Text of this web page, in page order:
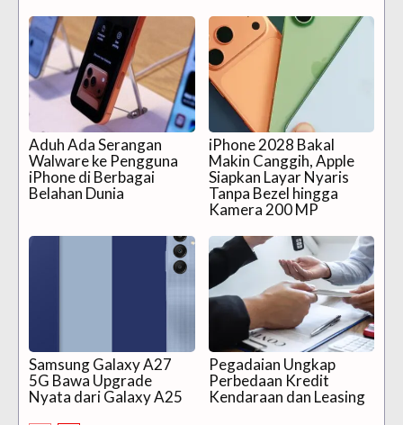
Aduh Ada Serangan
Walware ke Pengguna
iPhone di Berbagai
Belahan Dunia
iPhone 2028 Bakal
Makin Canggih, Apple
Siapkan Layar Nyaris
Tanpa Bezel hingga
Kamera 200 MP
Samsung Galaxy A27
5G Bawa Upgrade
Nyata dari Galaxy A25
Pegadaian Ungkap
Perbedaan Kredit
Kendaraan dan Leasing